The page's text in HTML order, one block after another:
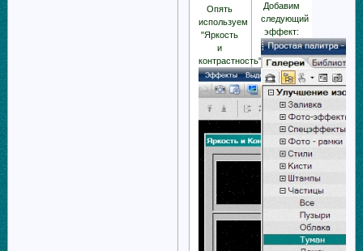
Опять
используем
"Яркость
и
контрастность":
Добавим
следующий
эффект: